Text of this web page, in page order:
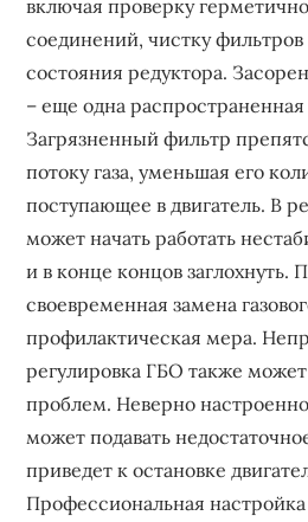
включая проверку
соединений, чистку
состояния редуктора.
– еще одна
Загрязненный фильтр
потоку газа, уменьшая его
поступающее в двигатель. В
может начать работать
и в конце концов заглохнуть.
своевременная замена
профилактическая мера.
регулировка ГБО также
проблем. Неверно
может подавать
приведет к остановке
Профессиональная